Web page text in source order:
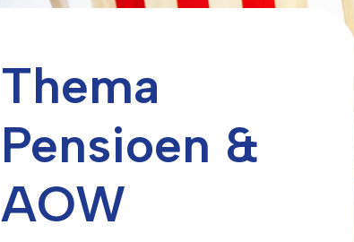
Thema
Pensioen &
AOW